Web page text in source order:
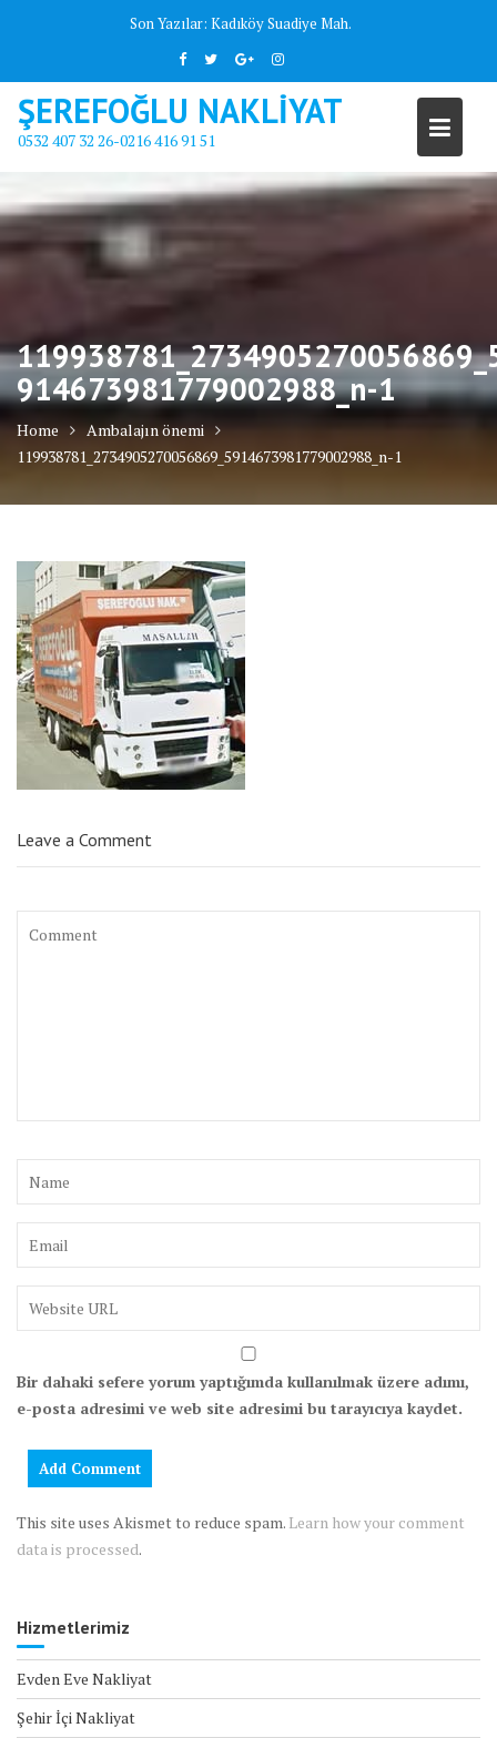
Son Yazılar: Kadıköy Suadiye Mah.
ŞEREFOĞLU NAKLİYAT
0532 407 32 26-0216 416 91 51
914673981779002988_n-1
Home
Ambalajın önemi
119938781_2734905270056869_5914673981779002988_n-1
Leave a Comment
Bir dahaki sefere yorum yaptığımda kullanılmak üzere adımı,
e-posta adresimi ve web site adresimi bu tarayıcıya kaydet.
This site uses Akismet to reduce spam. Learn how your comment
data is processed.
Hizmetlerimiz
Evden Eve Nakliyat
Şehir İçi Nakliyat